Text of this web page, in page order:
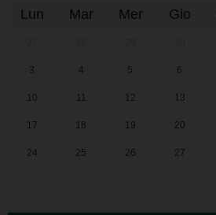
Lun
Mar Mer Gio
3 4 5 6
10 11 12 13
17 18 19 20
24 25 26 27